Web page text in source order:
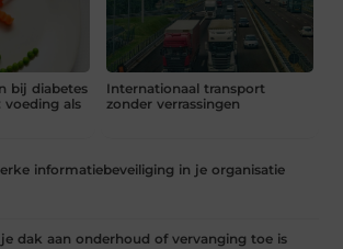
bij diabetes
voeding als
Internationaal transport
zonder verrassingen
informatiebeveiliging in je organisatie
dak aan onderhoud of vervanging toe is